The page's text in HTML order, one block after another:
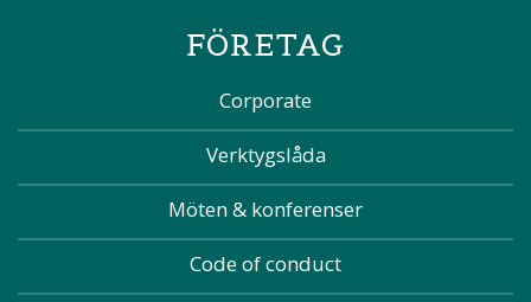
FÖRETAG
Corporate
Verktygslåda
Möten & konferenser
Code of conduct